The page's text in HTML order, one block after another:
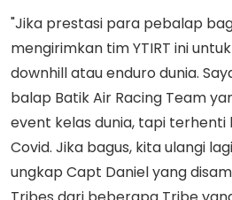
"Jika prestasi para pebalap
mengirimkan tim YTIRT ini
downhill atau enduro dunia.
balap Batik Air Racing Team
event kelas dunia, tapi
Covid. Jika bagus, kita ulangi
ungkap Capt Daniel yang